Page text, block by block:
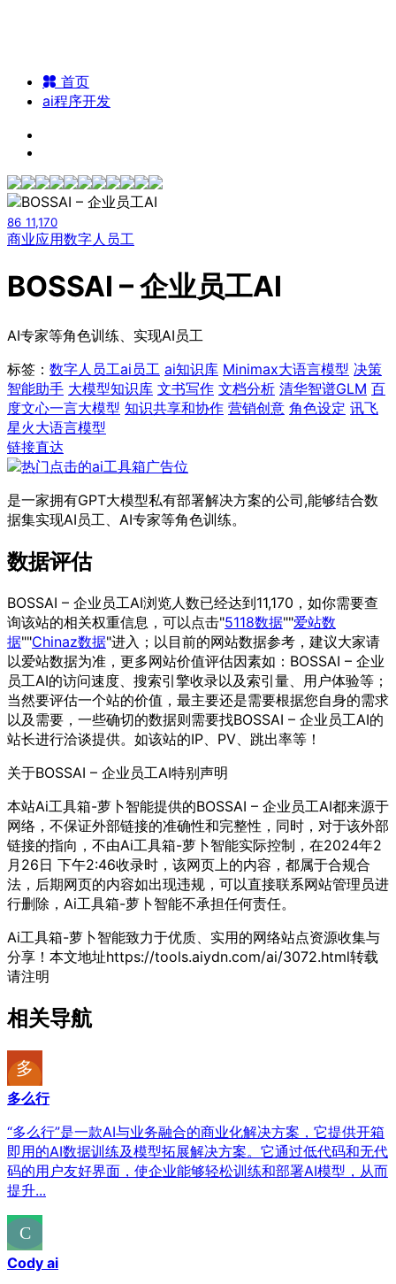
首页
ai程序开发
86 11,170
商业应用数字人员工
BOSSAI – 企业员工AI
AI专家等角色训练、实现AI员工
标签： 数字人员工ai员工 ai知识库 Minimax大语言模型 决策
智能助手 大模型知识库 文书写作 文档分析 清华智谱GLM 百
度文心一言大模型 知识共享和协作 营销创意 角色设定 讯飞
星火大语言模型
链接直达
是一家拥有GPT大模型私有部署解决方案的公司,能够结合数
据集实现AI员工、AI专家等角色训练。
数据评估
BOSSAI – 企业员工AI浏览人数已经达到11,170，如你需要查
询该站的相关权重信息，可以点击"5118数据""爱站数
据""Chinaz数据"进入；以目前的网站数据参考，建议大家请
以爱站数据为准，更多网站价值评估因素如：BOSSAI – 企业
员工AI的访问速度、搜索引擎收录以及索引量、用户体验等；
当然要评估一个站的价值，最主要还是需要根据您自身的需求
以及需要，一些确切的数据则需要找BOSSAI – 企业员工AI的
站长进行洽谈提供。如该站的IP、PV、跳出率等！
关于BOSSAI – 企业员工AI特别声明
本站Ai工具箱-萝卜智能提供的BOSSAI – 企业员工AI都来源于
网络，不保证外部链接的准确性和完整性，同时，对于该外部
链接的指向，不由Ai工具箱-萝卜智能实际控制，在2024年2
月26日 下午2:46收录时，该网页上的内容，都属于合规合
法，后期网页的内容如出现违规，可以直接联系网站管理员进
行删除，Ai工具箱-萝卜智能不承担任何责任。
Ai工具箱-萝卜智能致力于优质、实用的网络站点资源收集与
分享！ 本文地址https://tools.aiydn.com/ai/3072.html转载
请注明
相关导航
多么行
“多么行”是一款AI与业务融合的商业化解决方案，它提供开箱
即用的AI数据训练及模型拓展解决方案。它通过低代码和无代
码的用户友好界面，使企业能够轻松训练和部署AI模型，从而
提升...
Cody ai